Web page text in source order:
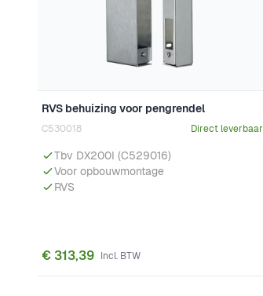
RVS behuizing voor pengrendel
C530018 Direct leverbaar
Tbv DX200I (C529016)
Voor opbouwmontage
RVS
€ 313,39